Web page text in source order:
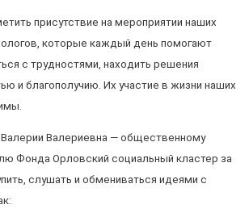
присутствие на мероприятии наших
которые каждый день помогают
с трудностями, находить решения
и благополучию. Их участие в жизни наших
Валериевна — общественному
Фонда Орловский социальный кластер за
слушать и обмениваться идеями с